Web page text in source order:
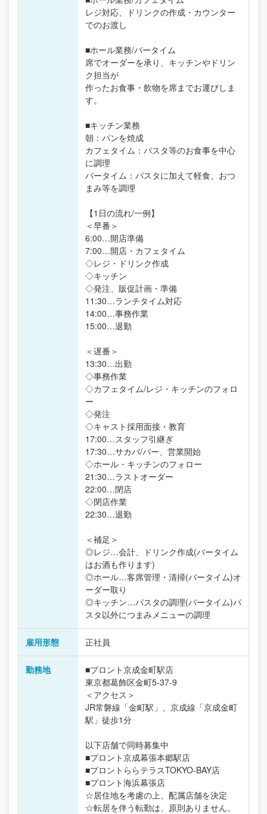
レジ対応、ドリンクの作成・カウンター
でのお渡し
■ホール業務/バータイム
席でオーダーを承り、キッチンやドリン
ク担当が
作ったお食事・飲物を席までお運びしま
す。
■キッチン業務
朝：パンを焼成
カフェタイム：パスタ等のお食事を中心
に調理
バータイム：パスタに加えて軽食、おつ
まみ等を調理
【1日の流れ/一例】
＜早番＞
6:00…開店準備
7:00…開店・カフェタイム
◇レジ・ドリンク作成
◇キッチン
◇発注、販促計画・準備
11:30…ランチタイム対応
14:00…事務作業
15:00…退勤
＜遅番＞
13:30…出勤
◇事務作業
◇カフェタイム/レジ・キッチンのフォロ
ー
◇発注
◇キャスト採用面接・教育
17:00…スタッフ引継ぎ
17:30…サカバ/バー、営業開始
◇ホール・キッチンのフォロー
21:30…ラストオーダー
22:00…閉店
◇閉店作業
22:30…退勤
＜補足＞
◎レジ…会計、ドリンク作成(バータイム
はお酒も作ります)
◎ホール…客席管理・清掃(バータイム)オ
ーダー取り
◎キッチン…パスタの調理(バータイム)パ
スタ以外につまみメニューの調理
雇用形態 正社員
勤務地
■プロント京成金町駅店
東京都葛飾区金町5-37-9
＜アクセス＞
JR常磐線「金町駅」、京成線「京成金町
駅」徒歩1分
以下店舗で同時募集中
■プロント京成幕張本郷駅店
■プロントららテラスTOKYO-BAY店
■プロント海浜幕張店
☆居住地を考慮の上、配属店舗を決定
☆転居を伴う転勤は、原則ありません。